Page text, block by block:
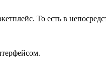
То есть в